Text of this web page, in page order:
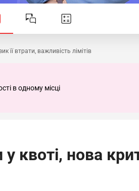
її втрати, важливість лімітів
в одному місці
квоті, нова